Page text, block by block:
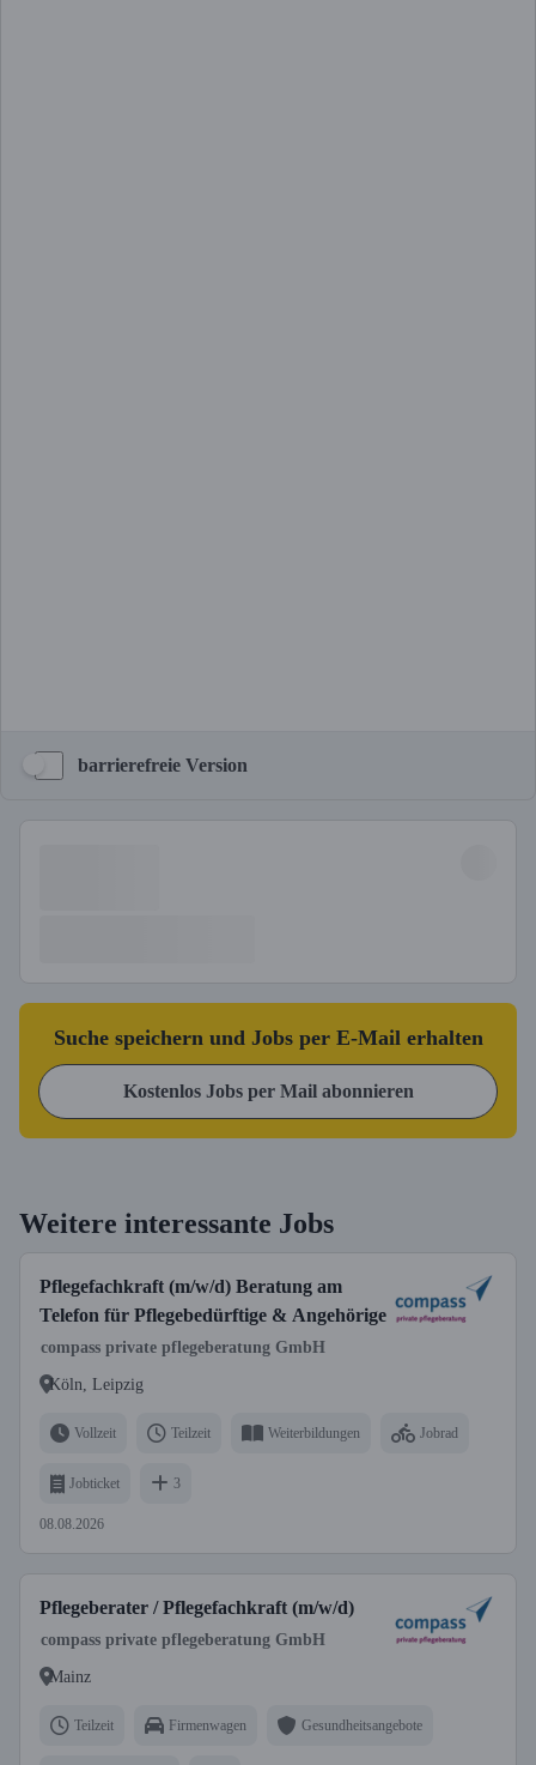
barrierefreie Version
Suche speichern und Jobs per E-Mail erhalten
Kostenlos Jobs per Mail abonnieren
Weitere interessante Jobs
Pflegefachkraft (m/w/d) Beratung am
Telefon für Pflegebedürftige & Angehörige
compass private pflegeberatung GmbH
Köln, Leipzig
Vollzeit Teilzeit Weiterbildungen Jobrad
Jobticket 3
08.08.2026
Pflegeberater / Pflegefachkraft (m/w/d)
compass private pflegeberatung GmbH
Mainz
Teilzeit Firmenwagen Gesundheitsangebote